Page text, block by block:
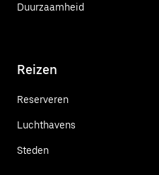
Duurzaamheid
Reizen
Reserveren
Luchthavens
Steden